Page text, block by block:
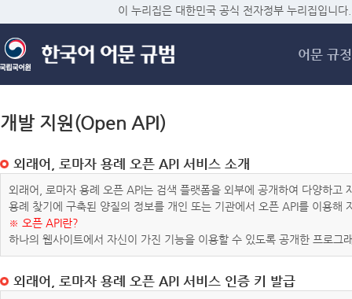
메
이 누리집은 대한민국 공식 전자정부 누리집입니다.
어문 규정
개발 지원(Open API)
외래어, 로마자 용례 오픈 API 서비스 소개
외래어, 로마자 용례 오픈 API는 검색 플랫폼을 외부에 공개하여 다양하
용례 찾기에 구축된 양질의 정보를 개인 또는 기관에서 오픈 API를 이용해
※ 오픈 API란?
하나의 웹사이트에서 자신이 가진 기능을 이용할 수 있도록 공개한 프로그
외래어, 로마자 용례 오픈 API 서비스 인증 키 발급